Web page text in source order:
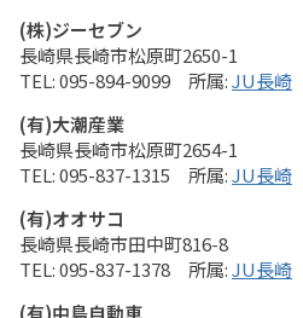
(株)ジーセブン
長崎県長崎市松原町2650-1
095-894-9099
JU長崎
(有)大潮産業
長崎県長崎市松原町2654-1
095-837-1315
JU長崎
(有)オオサコ
長崎県長崎市田中町816-8
095-837-1378
JU長崎
(有)中島自動車